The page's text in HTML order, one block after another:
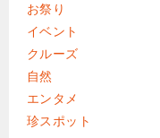
お祭り
イベント
クルーズ
自然
エンタメ
珍スポット